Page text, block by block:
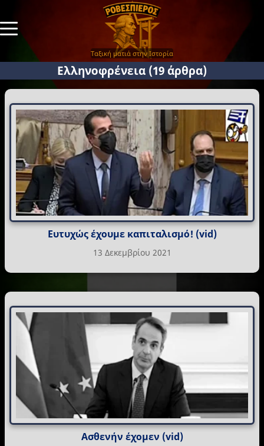
Ταξική ματιά στην Ιστορία
Ελληνοφρένεια (19 άρθρα)
Ευτυχώς έχουμε καπιταλισμό! (vid)
13 Δεκεμβρίου 2021
Ασθενήν έχομεν (vid)